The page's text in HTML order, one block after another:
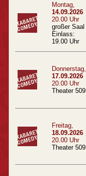
Montag,
14.09.2026
20.00 Uhr
großer Saal
Einlass:
19.00 Uhr
Donnerstag,
17.09.2026
20.00 Uhr
Theater 509
Freitag,
18.09.2026
20.00 Uhr
Theater 509